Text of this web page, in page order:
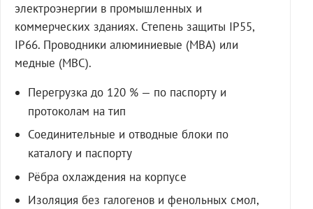
электроэнергии в промышленных и
коммерческих зданиях. Степень защиты IP55,
IP66. Проводники алюминиевые (МВА) или
медные (МВС).
Перегрузка до 120 % — по паспорту и
протоколам на тип
Соединительные и отводные блоки по
каталогу и паспорту
Рёбра охлаждения на корпусе
Изоляция без галогенов и фенольных смол,